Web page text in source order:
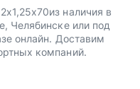
наличия в
Челябинске или под
онлайн. Доставим
компаний.